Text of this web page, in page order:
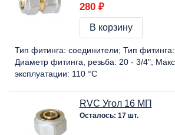
280 ₽
В корзину
Тип фитинга: соединители Тип фитинга:
Диаметр фитинга, резьба: 20 - 3/4"
эксплуатации: 110 °C
RVC Угол 16 МП
Осталось: 17 шт.